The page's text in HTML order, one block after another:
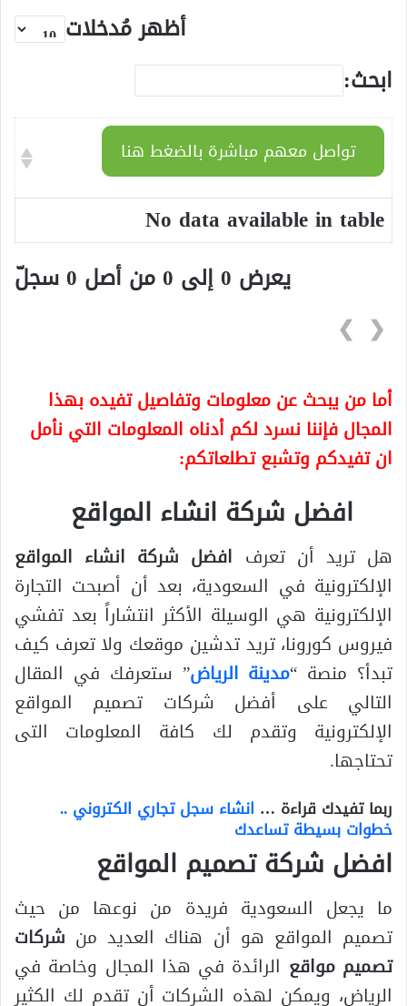
أظهر مُدخلات
ابحث:
تواصل معهم مباشرة بالضغط هنا
No data available in table
يعرض 0 إلى 0 من أصل 0 سجلّ
❮
❯
أما من يبحث عن معلومات وتفاصيل تفيده بهذا
المجال فإننا نسرد لكم أدناه المعلومات التي نأمل
ان تفيدكم وتشبع تطلعاتكم:
افضل شركة انشاء المواقع
هل تريد أن تعرف افضل شركة انشاء المواقع
الإلكترونية في السعودية، بعد أن أصبحت التجارة
الإلكترونية هي الوسيلة الأكثر انتشاراً بعد تفشي
فيروس كورونا، تريد تدشين موقعك ولا تعرف كيف
تبدأ؟ منصة “مدينة الرياض” ستعرفك في المقال
التالي على أفضل شركات تصميم المواقع
الإلكترونية وتقدم لك كافة المعلومات التى
تحتاجها.
ربما تفيدك قراءة … انشاء سجل تجاري الكتروني ..
خطوات بسيطة تساعدك
افضل شركة تصميم المواقع
ما يجعل السعودية فريدة من نوعها من حيث
تصميم المواقع هو أن هناك العديد من شركات
تصميم مواقع الرائدة في هذا المجال وخاصة في
الرياض، ويمكن لهذه الشركات أن تقدم لك الكثير